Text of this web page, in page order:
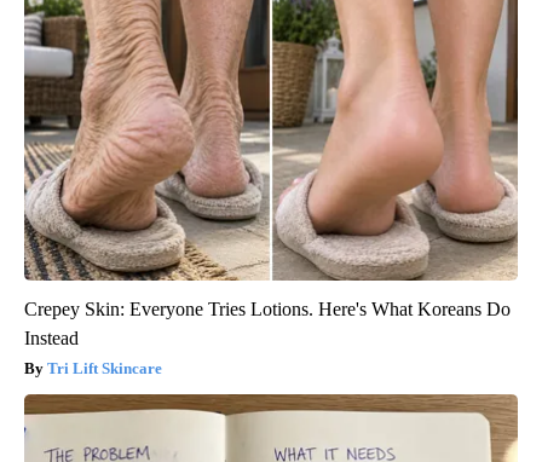
Crepey Skin: Everyone Tries Lotions. Here's What Koreans Do
Instead
Tri Lift Skincare